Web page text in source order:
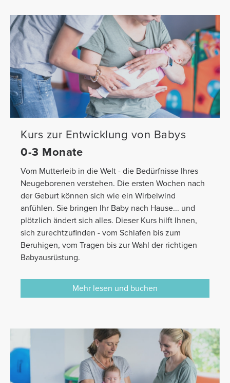
Kurs zur Entwicklung von Babys
0-3 Monate
Vom Mutterleib in die Welt - die Bedürfnisse Ihres
Neugeborenen verstehen. Die ersten Wochen nach
der Geburt können sich wie ein Wirbelwind
anfühlen. Sie bringen Ihr Baby nach Hause... und
plötzlich ändert sich alles. Dieser Kurs hilft Ihnen,
sich zurechtzufinden - vom Schlafen bis zum
Beruhigen, vom Tragen bis zur Wahl der richtigen
Babyausrüstung.
Mehr lesen und buchen